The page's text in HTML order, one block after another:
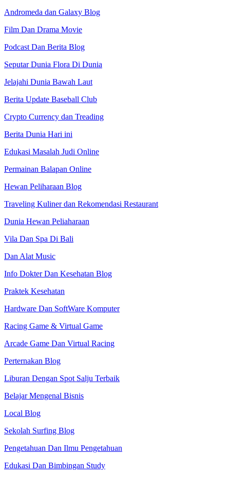
Andromeda dan Galaxy Blog
Film Dan Drama Movie
Podcast Dan Berita Blog
Seputar Dunia Flora Di Dunia
Jelajahi Dunia Bawah Laut
Berita Update Baseball Club
Crypto Currency dan Treading
Berita Dunia Hari ini
Edukasi Masalah Judi Online
Permainan Balapan Online
Hewan Peliharaan Blog
Traveling Kuliner dan Rekomendasi Restaurant
Dunia Hewan Peliaharaan
Vila Dan Spa Di Bali
Dan Alat Music
Info Dokter Dan Kesehatan Blog
Praktek Kesehatan
Hardware Dan SoftWare Komputer
Racing Game & Virtual Game
Arcade Game Dan Virtual Racing
Perternakan Blog
Liburan Dengan Spot Salju Terbaik
Belajar Mengenal Bisnis
Local Blog
Sekolah Surfing Blog
Pengetahuan Dan Ilmu Pengetahuan
Edukasi Dan Bimbingan Study